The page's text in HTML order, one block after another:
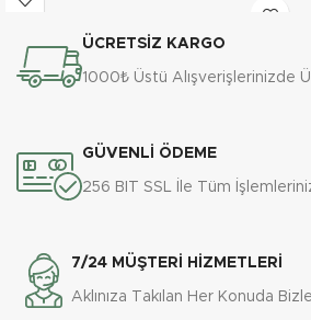
ÜCRETSİZ KARGO
1000₺ Üstü Alışverişlerinizde
GÜVENLİ ÖDEME
256 BIT SSL İle Tüm
7/24 MÜŞTERİ HİZMETLERİ
Aklınıza Takılan Her Konuda